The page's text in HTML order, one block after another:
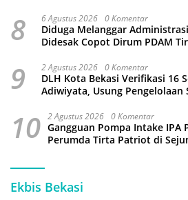
8 6 Agustus 2026 0 Komentar
Diduga Melanggar
Didesak Copot Dirum PDAM
9 2 Agustus 2026 0 Komentar
DLH Kota Bekasi Verifikasi 16
Adiwiyata, Usung Pengelolaan
10 2 Agustus 2026 0 Komentar
Gangguan Pompa Intake IPA
Perumda Tirta Patriot di
Ekbis Bekasi